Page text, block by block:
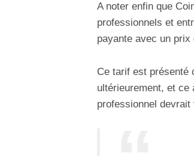
A noter enfin que
professionnels et
payante avec un prix
Ce tarif est présenté
ultérieurement, et ce
professionnel